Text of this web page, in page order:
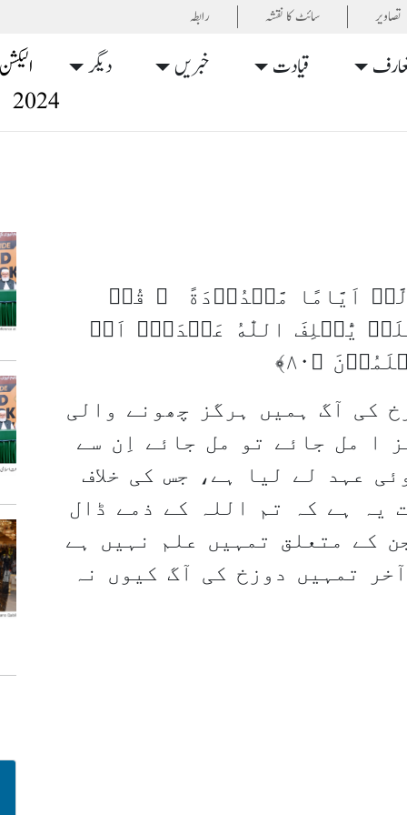
تصاویر سائٹ کا نقشہ رابطہ
قیادت خبریں دیگر
الیکشن
2024
اَيَّامًا مَّعۡدُوۡدَةً ‌ ؕ قُلۡ
يُّخۡلِفَ اللّٰهُ عَهۡدَهٗۤ‌ اَمۡ
﴿۸۰﴾
کی آگ ہمیں ہرگز چھونے والی
ا مل جائے تو مل جائے اِن سے
عہد لے لیا ہے، جس کی خلاف
یہ ہے کہ تم اللہ کے ذمے ڈال
کے متعلق تمہیں علم نہیں ہے
تمہیں دوزخ کی آگ کیوں نہ